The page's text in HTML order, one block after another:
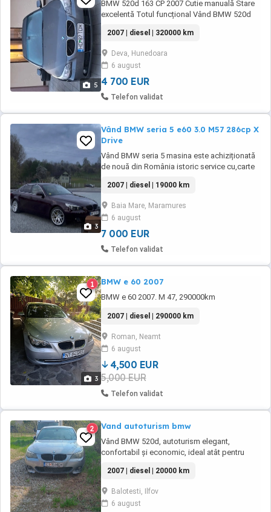
5
BMW 520d 163 CP 2007 Cutie manuală Stare
excelentă Totul funcțional Vând BMW 520d
cutie manuală. Mașina este întreținută foarte
bine, funcționează perfect și nu are probleme
ascunse. Motor sănătos, pornește la sfert,
trage foarte bine Cutie manuală ...
2007 | diesel | 320000 km
Deva, Hunedoara
6 august
4 700 EUR
Telefon validat
3
Vând BMW seria 5 e60 3.0 M57 286cp X
Drive
Vând BMW seria 5 masina este achiziționată
de nouă din România istoric service cu,carte
daune Mașina are toate schimburile necesare
efectuate la zi Jante iarnă vara echipate
Toate actele la zi Pentru alte detalii mă puteți
contacta în privat
2007 | diesel | 19000 km
Baia Mare, Maramures
6 august
7 000 EUR
Telefon validat
3
1 BMW e 60 2007
BMW e 60 2007. M 47, 290000km
2007 | diesel | 290000 km
Roman, Neamt
6 august
4,500 EUR
5,000 EUR
Telefon validat
2 Vand autoturism bmw
Vând BMW 520d, autoturism elegant,
confortabil și economic, ideal atât pentru
bine întreținută, funcționează impecabil și se
prezintă foarte bine din punct de vedere
estetic și tehnic. Motor diesel fiabil și
economic Interior curat și îngrijit Mașină ...
2007 | diesel | 20000 km
Balotesti, Ilfov
6 august